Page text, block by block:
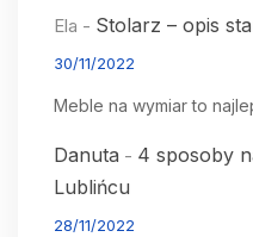
Ela - Stolarz – opis
30/11/2022
Meble na wymiar to
Danuta - 4 sposoby
Lublińcu
28/11/2022